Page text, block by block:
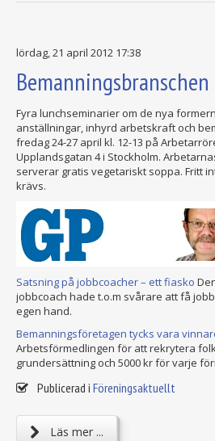
lördag, 21 april 2012 17:38
Bemanningsbranschen
Fyra lunchseminarier om de nya
anställningar, inhyrd arbetskraft och
fredag 24-27 april kl. 12-13 på
Upplandsgatan 4 i Stockholm.
serverar gratis vegetariskt soppa. Fritt
krävs.
Satsning på jobbcoacher – ett fiasko
jobbcoach hade t.o.m svårare att få
egen hand.
Bemanningsföretagen tycks vara
Arbetsförmedlingen för att rekrytera
grundersättning och 5000 kr för varje
Publicerad i Föreningsaktuellt
Läs mer ...